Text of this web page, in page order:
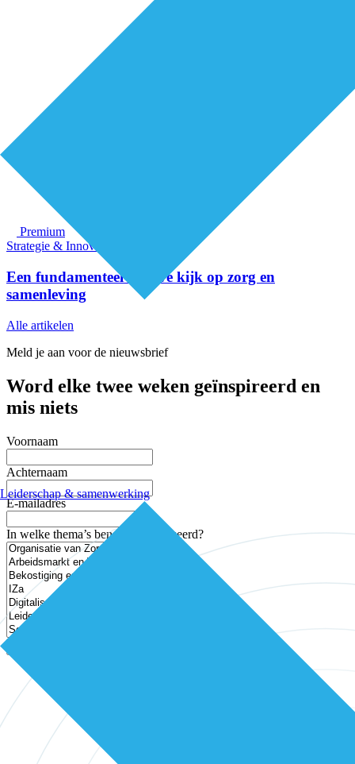
Leiderschap & samenwerking
Premium
Strategie & Innovatie
Een fundamenteel nieuwe kijk op zorg en
samenleving
Alle artikelen
Meld je aan voor de nieuwsbrief
Word elke twee weken geïnspireerd en
mis niets
Voornaam
Achternaam
E-mailadres
In welke thema’s ben je geïnteresseerd?